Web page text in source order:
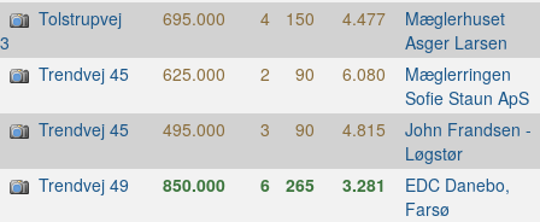
Tolstrupvej
3
695.000 4 150 4.477 Mæglerhuset
Asger Larsen
Trendvej 45
625.000 2 90 6.080 Mæglerringen
Sofie Staun ApS
Trendvej 45
495.000 3 90 4.815 John Frandsen -
Løgstør
Trendvej 49
850.000 6 265 3.281 EDC Danebo,
Farsø